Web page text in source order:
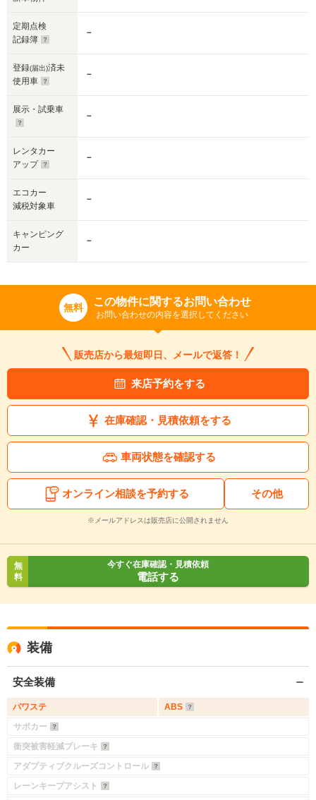
定期点検
記録簿
－
登録(届出)済未
使用車
－
展示・試乗車
－
レンタカー
アップ
－
エコカー
減税対象車
－
キャンピング
カー
－
無料 この物件に関するお問い合わせ
お問い合わせの内容を選択してください
販売店から最短即日、メールで返答！
来店予約をする
在庫確認・見積依頼をする
車両状態を確認する
オンライン相談を予約する その他
※メールアドレスは販売店に公開されません
無
料
今すぐ在庫確認・見積依頼
電話する
装備
安全装備
パワステ
ABS
サポカー
衝突被害軽減ブレーキ
アダプティブクルーズコントロール
レーンキープアシスト